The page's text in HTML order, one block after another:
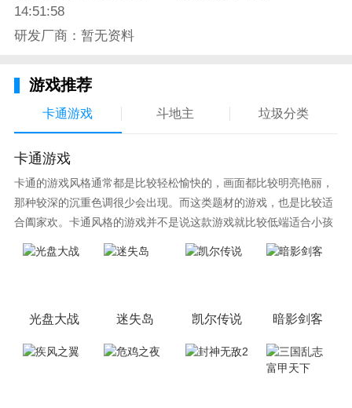
享受着纷呈的江湖世界，感受着这里的神秘江湖气息，
不断寻找着背后的真相，这一场华丽的江湖冒险，将会
14:51:58
研发厂商：暂无资料
游戏推荐
卡通游戏 斗地主 垃圾分类
卡通游戏
卡通的游戏风格通常都是比较轻松愉快的，画面都比较明亮艳丽，
那种较深的沉重色调很少会出现。而这类题材的游戏，也是比较适
合阖家欢。卡通风格的游戏并不是说这款游戏就比较低端适合小孩
子玩，因为很多游戏厂商会故意把游戏中添加进入卡通元素，这也
光盘大战 迷失岛 凯尔传说 暗影剑客